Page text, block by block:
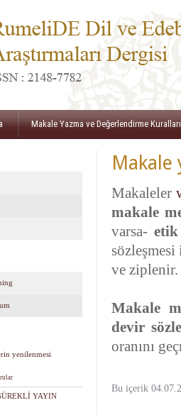
Makale Yazma ve Değerlendirme Kuralları
yenilenmesi
YAYIN
Makale
Makaleler
makale
varsa-
ve
Makale
devir
oranını
Bu içerik